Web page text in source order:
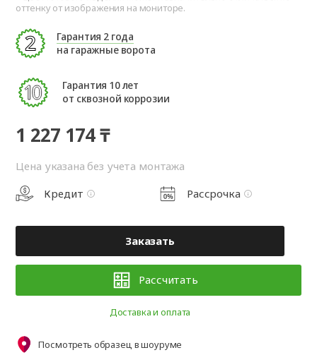
оттенку от изображения на мониторе.
Гарантия 2 года
на гаражные ворота
Гарантия 10 лет
от сквозной коррозии
1 227 174 ₸
Цена указана без учета монтажа
Кредит
Рассрочка
Заказать
Рассчитать
Доставка и оплата
Посмотреть образец в шоуруме